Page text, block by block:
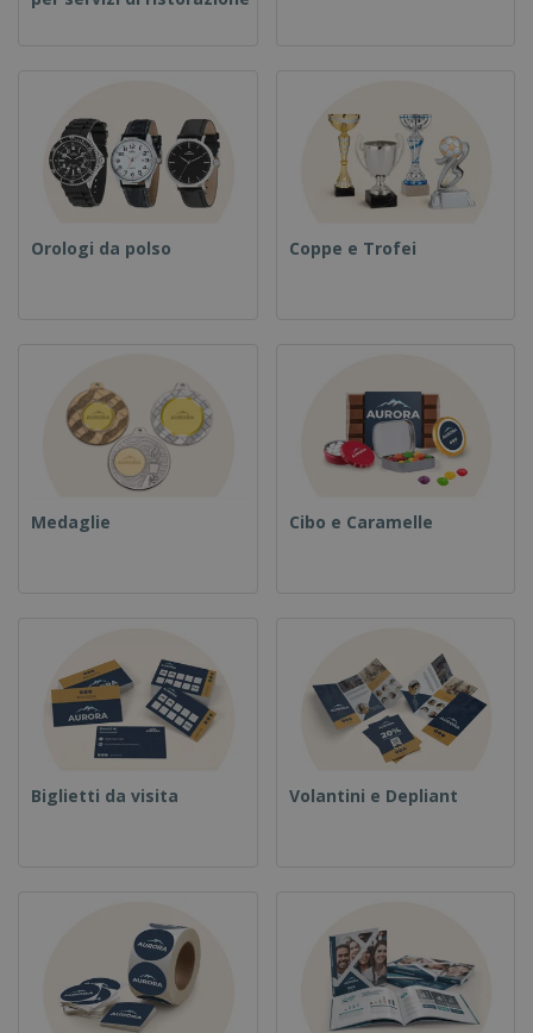
Orologi da polso Coppe e Trofei
Medaglie Cibo e Caramelle
Biglietti da visita Volantini e Depliant